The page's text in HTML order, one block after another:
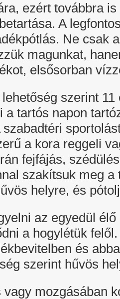
ezért továbbra
A
Ne csak
magunkat,
elsősorban
szerint
a tartós napon
a kora reggeli
fejfájás,
szakítsuk meg a
helyre, és
az egyedül
a hogylétük
és
szerint hűvös
vagy mozgásában